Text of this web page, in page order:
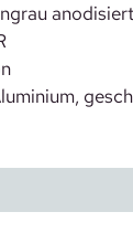
anodisiert